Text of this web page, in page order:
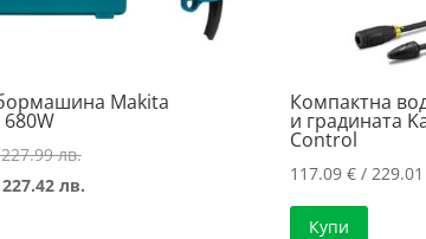
Makita
680W
лв.Original
price
лв.Текущата
Компактна
и градината
Control
117.09 €/ 229.01
Купи